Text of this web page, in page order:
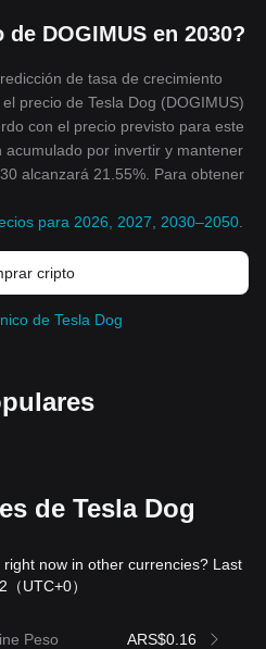
DOGIMUS en 2030?
de tasa de crecimiento
precio de Tesla Dog (DOGIMUS)
con el precio previsto para este
por invertir y mantener
alcanzará 21.55%. Para obtener
para 2026, 2027, 2030–2050
cripto
de Tesla Dog
de Tesla Dog
now in other currencies? Last
（UTC+0）
Peso ARS$0.16